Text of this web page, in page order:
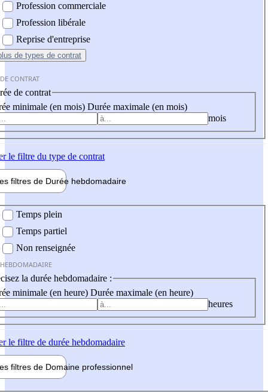
Profession commerciale
Profession libérale
Reprise d'entreprise
de types de contrat
CONTRAT
de contrat
minimale (en mois) Durée maximale (en mois)
mois
le filtre du type de contrat
filtres de Durée hebdomadaire
Temps plein
Temps partiel
Non renseignée
la durée hebdomadaire :
minimale (en heure) Durée maximale (en heure)
heures
le filtre de durée hebdomadaire
filtres de Domaine professionnel